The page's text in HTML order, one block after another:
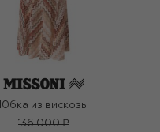
Юбка из вискозы
136 000 ₽